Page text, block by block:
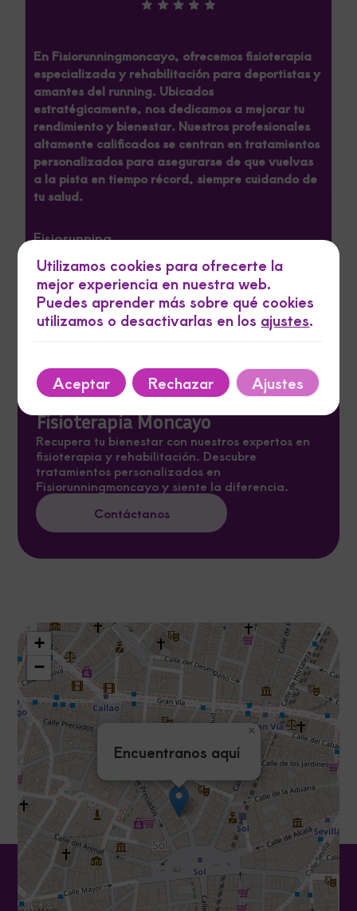
En Fisiorunningmoncayo, ofrecemos fisioterapia
especializada y rehabilitación para deportistas y
amantes del running. Ubicados
estratégicamente, nos dedicamos a mejorar tu
rendimiento y bienestar. Nuestros profesionales
altamente calificados se centran en tratamientos
personalizados para asegurarse de que vuelvas
a la pista en tiempo récord, siempre cuidando de
tu salud.
Fisiorunning
Fisioterapia Moncayo
Recupera tu bienestar con nuestros expertos en
fisioterapia y rehabilitación. Descubre
tratamientos personalizados en
Fisiorunningmoncayo y siente la diferencia.
Contáctanos
Encuentranos aquí
×
+
−
Utilizamos cookies para ofrecerte la
mejor experiencia en nuestra web.
Puedes aprender más sobre qué cookies
utilizamos o desactivarlas en los ajustes.
Aceptar Rechazar Ajustes